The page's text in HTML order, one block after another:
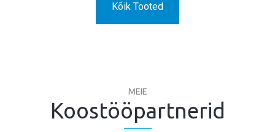
Kõik Tooted
MEIE
Koostööpartnerid